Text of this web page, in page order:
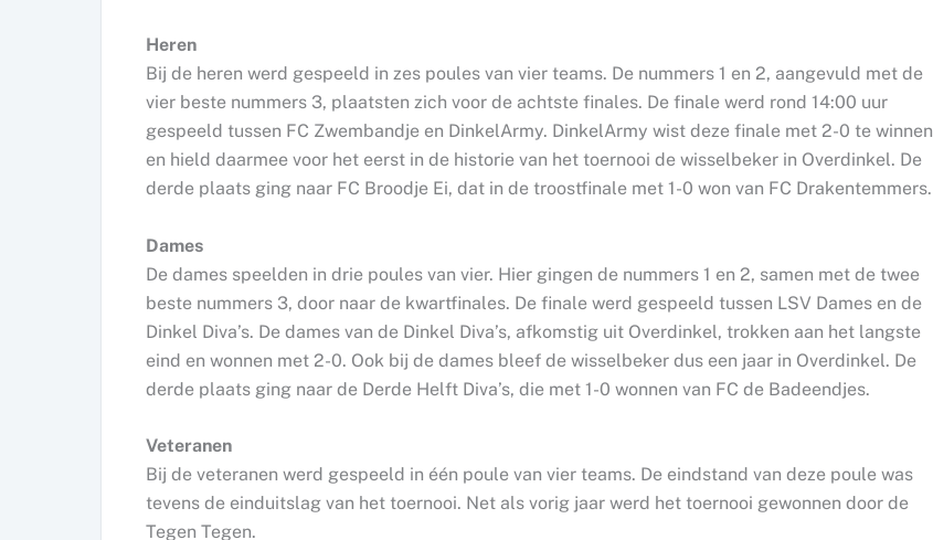
Heren
Bij de heren werd gespeeld in zes poules van vier teams. De nummers 1 en 2, aangevuld met de
vier beste nummers 3, plaatsten zich voor de achtste finales. De finale werd rond 14:00 uur
gespeeld tussen FC Zwembandje en DinkelArmy. DinkelArmy wist deze finale met 2-0 te winnen
en hield daarmee voor het eerst in de historie van het toernooi de wisselbeker in Overdinkel. De
derde plaats ging naar FC Broodje Ei, dat in de troostfinale met 1-0 won van FC Drakentemmers.
Dames
De dames speelden in drie poules van vier. Hier gingen de nummers 1 en 2, samen met de twee
beste nummers 3, door naar de kwartfinales. De finale werd gespeeld tussen LSV Dames en de
Dinkel Diva’s. De dames van de Dinkel Diva’s, afkomstig uit Overdinkel, trokken aan het langste
eind en wonnen met 2-0. Ook bij de dames bleef de wisselbeker dus een jaar in Overdinkel. De
derde plaats ging naar de Derde Helft Diva’s, die met 1-0 wonnen van FC de Badeendjes.
Veteranen
Bij de veteranen werd gespeeld in één poule van vier teams. De eindstand van deze poule was
tevens de einduitslag van het toernooi. Net als vorig jaar werd het toernooi gewonnen door de
Tegen Tegen.